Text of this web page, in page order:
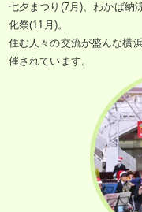
七夕まつり(7月)、わかば納
化祭(11月)。
住む人々の交流が盛んな横
催されています。